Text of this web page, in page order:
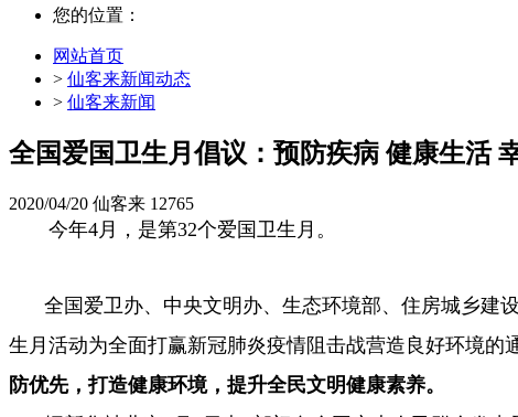
您的位置：
网站首页
> 仙客来新闻动态
> 仙客来新闻
全国爱国卫生月倡议：预防疾病 健康生活
2020/04/20 仙客来 12765
今年4月，是第32个爱国卫生月。
全国爱卫办、中央文明办、生态环境部、住房城乡建
生月活动为全面打赢新冠肺炎疫情阻击战营造良好环境
防优先，打造健康环境，提升全民文明健康素养。